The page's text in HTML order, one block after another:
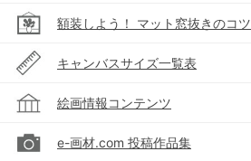
額装しよう！ マット窓抜きのコツ
キャンバスサイズ一覧表
絵画情報コンテンツ
e-画材.com 投稿作品集